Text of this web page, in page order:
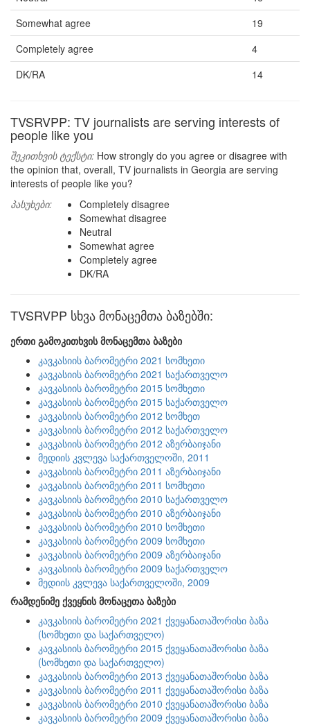
Somewhat agree
19
Completely agree
4
DK/RA
14
TVSRVPP: TV journalists are serving interests of
people like you
შეკითხვის ტექსტი: How strongly do you agree or disagree with
the opinion that, overall, TV journalists in Georgia are serving
interests of people like you?
პასუხები:
Completely disagree
Somewhat disagree
Neutral
Somewhat agree
Completely agree
DK/RA
TVSRVPP სხვა მონაცემთა ბაზებში:
ერთი გამოკითხვის მონაცემთა ბაზები
კავკასიის ბარომეტრი 2021 სომხეთი
კავკასიის ბარომეტრი 2021 საქართველო
კავკასიის ბარომეტრი 2015 სომხეთი
კავკასიის ბარომეტრი 2015 საქართველო
კავკასიის ბარომეტრი 2012 სომხეთ
კავკასიის ბარომეტრი 2012 საქართველო
კავკასიის ბარომეტრი 2012 აზერბაიჯანი
მედიის კვლევა საქართველოში, 2011
კავკასიის ბარომეტრი 2011 აზერბაიჯანი
კავკასიის ბარომეტრი 2011 სომხეთი
კავკასიის ბარომეტრი 2010 საქართველო
კავკასიის ბარომეტრი 2010 აზერბაიჯანი
კავკასიის ბარომეტრი 2010 სომხეთი
კავკასიის ბარომეტრი 2009 სომხეთი
კავკასიის ბარომეტრი 2009 აზერბაიჯანი
კავკასიის ბარომეტრი 2009 საქართველო
მედიის კვლევა საქართველოში, 2009
რამდენიმე ქვეყნის მონაცეთა ბაზები
კავკასიის ბარომეტრი 2021 ქვეყანათაშორისი ბაზა
(სომხეთი და საქართველო)
კავკასიის ბარომეტრი 2015 ქვეყანათაშორისი ბაზა
(სომხეთი და საქართველო)
კავკასიის ბარომეტრი 2013 ქვეყანათაშორისი ბაზა
კავკასიის ბარომეტრი 2011 ქვეყანათაშორისი ბაზა
კავკასიის ბარომეტრი 2010 ქვეყანათაშორისი ბაზა
კავკასიის ბარომეტრი 2009 ქვეყანათაშორისი ბაზა